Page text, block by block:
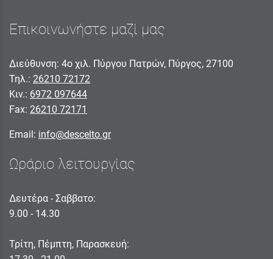
Επικοινωνήστε μαζί μας
Διεύθυνση: 4ο χιλ. Πύργου Πατρών, Πύργος, 27100
Τηλ.: 26210 72172
Κιν.: 6972 097644
Fax: 26210 72171
Email: info@descelto.gr
Ωράριο λειτουργίας
Δευτέρα - Σαββατο:
9.00 - 14.30
Τρίτη, Πέμπτη, Παρασκευή: